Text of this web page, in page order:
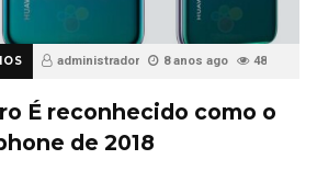
administrador 8 anos ago 48
É reconhecido como o
de 2018